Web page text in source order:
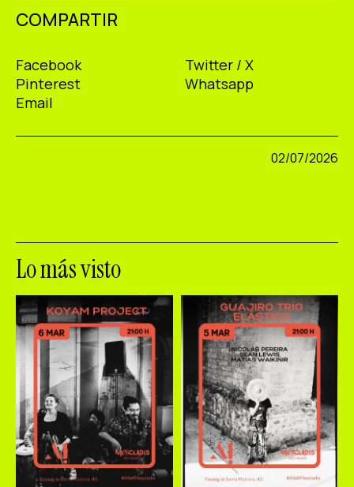
COMPARTIR
Facebook
Twitter / X
Pinterest
Whatsapp
Email
02/07/2026
Lo más visto